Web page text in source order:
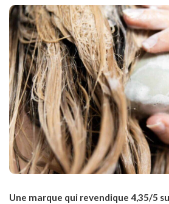
Une marque qui revendique 4,35/5